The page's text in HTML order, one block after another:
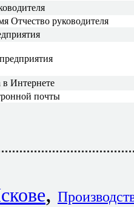
Отчество руководителя
в Интернете
почты
,